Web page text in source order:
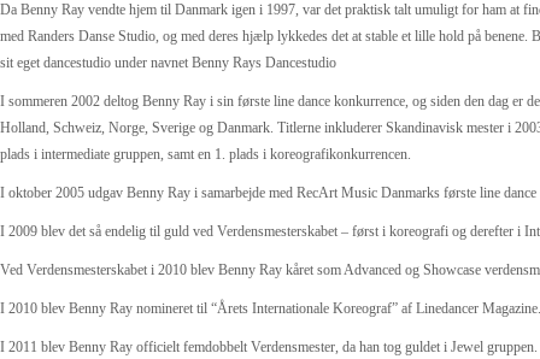
Da Benny Ray vendte hjem til Danmark igen i 1997, var det praktisk talt umuligt for ham at
med Randers Danse Studio, og med deres hjælp lykkedes det at stable et lille hold på
sit eget dancestudio under navnet Benny Rays Dancestudio
I sommeren 2002 deltog Benny Ray i sin første line dance konkurrence, og siden den dag er
Holland, Schweiz, Norge, Sverige og Danmark. Titlerne inkluderer Skandinavisk mester i
plads i intermediate gruppen, samt en 1. plads i koreografikonkurrencen.
I oktober 2005 udgav Benny Ray i samarbejde med RecArt Music Danmarks første line
I 2009 blev det så endelig til guld ved Verdensmesterskabet – først i koreografi og derefter i
Ved Verdensmesterskabet i 2010 blev Benny Ray kåret som Advanced og Showcase
I 2010 blev Benny Ray nomineret til “Årets Internationale Koreograf” af Linedancer Magazine.
I 2011 blev Benny Ray officielt femdobbelt Verdensmester, da han tog guldet i Jewel gruppen.